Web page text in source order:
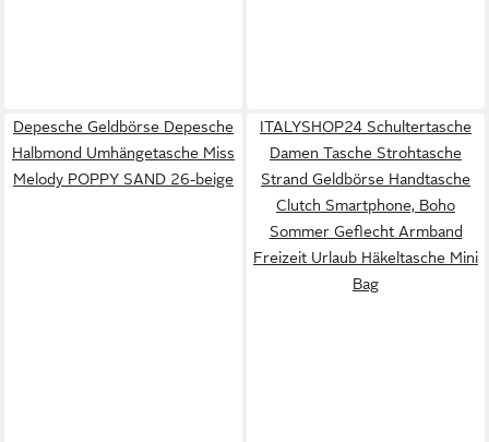
Depesche Geldbörse Depesche
Halbmond Umhängetasche Miss
Melody POPPY SAND 26-beige
ITALYSHOP24 Schultertasche
Damen Tasche Strohtasche
Strand Geldbörse Handtasche
Clutch Smartphone, Boho
Sommer Geflecht Armband
Freizeit Urlaub Häkeltasche Mini
Bag